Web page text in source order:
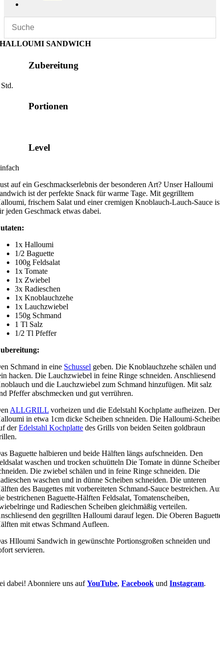
HALLOUMI SANDWICH
Zubereitung
Portionen
Level
auf ein Geschmackserlebnis der besonderen Art? Unser Halloumi
ist der perfekte Snack für warme Tage. Mit gegrilltem
frischem Salat und einer cremigen Knoblauch-Lauch-Sauce
jeden Geschmack etwas dabei.
1x Halloumi
1/2 Baguette
100g Feldsalat
1x Tomate
1x Zwiebel
3x Radieschen
1x Knoblauchzehe
1x Lauchzwiebel
150g Schmand
1 Tl Salz
1/2 Tl Pfeffer
Schmand in eine Schussel geben. Die Knoblauchzehe schälen und
hacken. Die Lauchzwiebel in feine Ringe schneiden. Anschliesend
und die Lauchzwiebel zum Schmand hinzufügen. Mit salz
Pfeffer abschmecken und gut verrühren.
ALLGRILL vorheizen und die Edelstahl Kochplatte aufheizen.
in etwa 1cm dicke Scheiben schneiden. Die Halloumi-
derEdelstahl Kochplatte des Grills von beiden Seiten goldbraun
Baguette halbieren und beide Hälften längs aufschneiden. Den
waschen und trocken schuütteln Die Tomate in dünne
Die zwiebel schälen und in feine Ringe schneiden. Die
waschen und in dünne Scheiben schneiden. Die unteren
des Baugettes mit vorbereiteten Schmand-Sauce bestreichen.
bestrichenen Baguette-Hälften Feldsalat, Tomatenscheiben,
und Radieschen Scheiben gleichmäßig verteilen.
den gegrillten Halloumi darauf legen. Die Oberen
mit etwas Schmand Aufleen.
Hlloumi Sandwich in gewünschte Portionsgroßen schneiden und
servieren.
dabei! Abonniere uns aufYouTube,Facebook undInstagram.